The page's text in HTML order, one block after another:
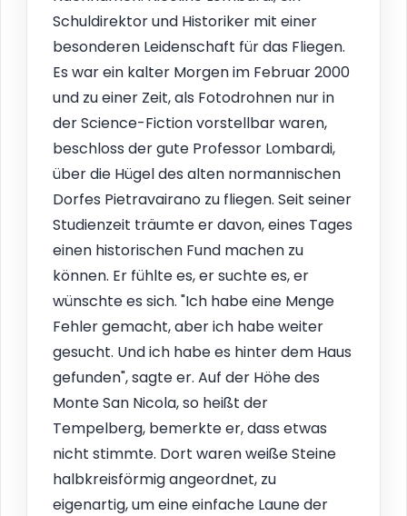
Schuldirektor und Historiker mit einer
besonderen Leidenschaft für das Fliegen.
Es war ein kalter Morgen im Februar 2000
und zu einer Zeit, als Fotodrohnen nur in
der Science-Fiction vorstellbar waren,
beschloss der gute Professor Lombardi,
über die Hügel des alten normannischen
Dorfes Pietravairano zu fliegen. Seit seiner
Studienzeit träumte er davon, eines Tages
einen historischen Fund machen zu
können. Er fühlte es, er suchte es, er
wünschte es sich. "Ich habe eine Menge
Fehler gemacht, aber ich habe weiter
gesucht. Und ich habe es hinter dem Haus
gefunden", sagte er. Auf der Höhe des
Monte San Nicola, so heißt der
Tempelberg, bemerkte er, dass etwas
nicht stimmte. Dort waren weiße Steine
halbkreisförmig angeordnet, zu
eigenartig, um eine einfache Laune der